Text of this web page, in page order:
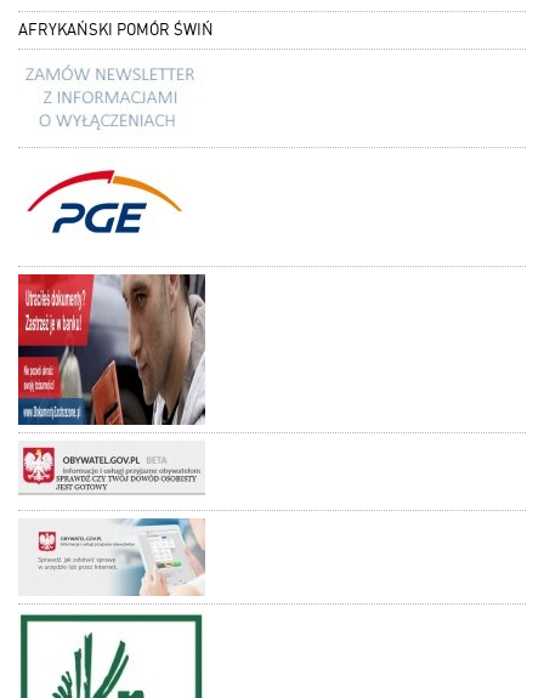
AFRYKAŃSKI POMÓR ŚWIŃ